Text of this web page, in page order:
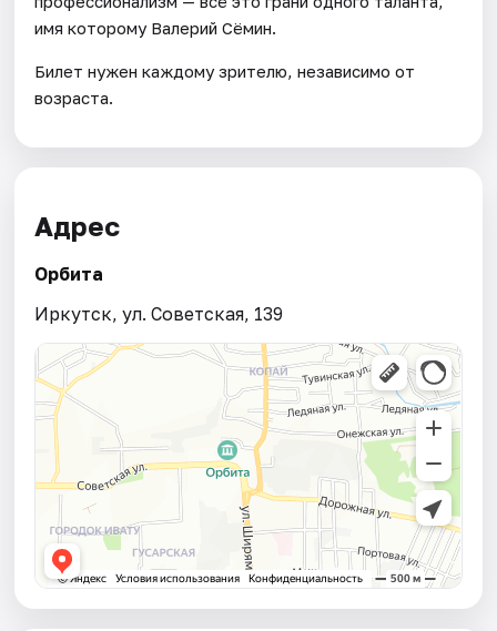
имя которому Валерий Сёмин.
Билет нужен каждому зрителю, независимо от
возраста.
Адрес
Орбита
Иркутск, ул. Советская, 139